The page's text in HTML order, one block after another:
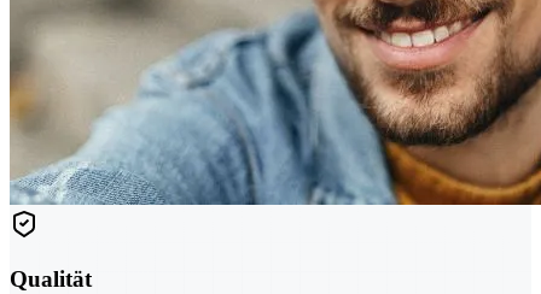
Qualität